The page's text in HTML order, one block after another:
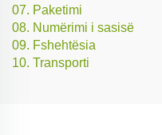
07. Paketimi
08. Numërimi i sasisë
09. Fshehtësia
10. Transporti